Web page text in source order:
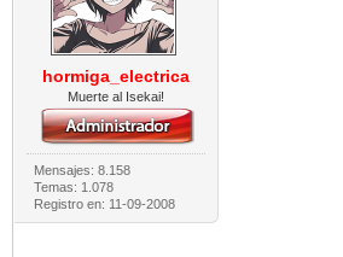
hormiga_electrica
Muerte al Isekai!
Mensajes: 8.158
Temas: 1.078
Registro en: 11-09-2008